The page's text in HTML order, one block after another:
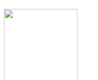
Facebook
Email